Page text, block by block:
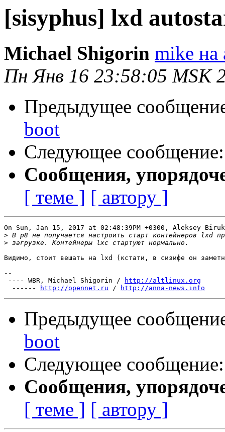
[sisyphus] lxd
Michael Shigorin mike
Пн Янв 16 23:58:05 MSK
Предыдущее
boot
Следующее
Сообщения,
[ теме ] [ автору ]
On Sun, Jan 15, 2017 at 02:48:39PM +0300, Aleksey
>
>
Видимо, стоит вешать на lxd (кстати, в сизифе он
--
---- WBR, Michael Shigorin /
http://altlinux.org
------
http://opennet.ru / http://anna-news.info
Предыдущее
boot
Следующее
Сообщения,
[ теме ] [ автору ]